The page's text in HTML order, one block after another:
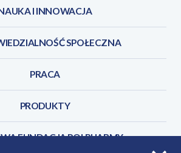
I INNOWACJA
SPOŁECZNA
PRACA
PRODUKTY
FUNDACJA POLPHARMY